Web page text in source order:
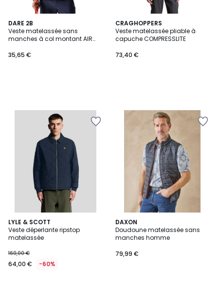
DARE 2B
Veste matelassée sans
manches à col montant AIR
35,65 €
CRAGHOPPERS
Veste matelassée pliable à
capuche COMPRESSLITE
73,40 €
LYLE & SCOTT
Veste déperlante ripstop
matelassée
160,00 €
64,00 € -60%
DAXON
Doudoune matelassée sans
manches homme
79,99 €